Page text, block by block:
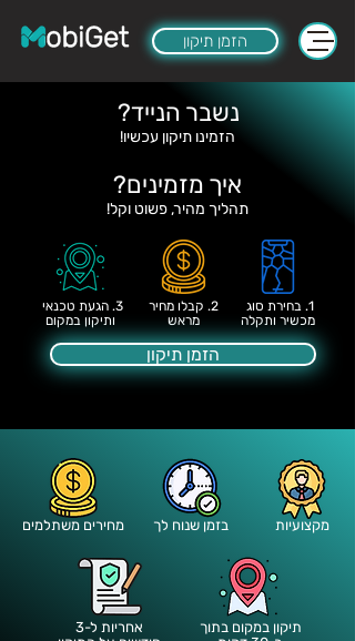
הזמן תיקון
נשבר הנייד?
הזמינו תיקון עכשיו!
איך מזמינים?
תהליך מהיר, פשוט וקל!
3. הגעת טכנאי
ותיקון במקום
2. קבלו מחיר
מראש
1. בחירת סוג
מכשיר ותקלה
הזמן תיקון
מחירים משתלמים בזמן שנוח לך מקצועיות
אחריות ל-3
תיקון במקום בתוך